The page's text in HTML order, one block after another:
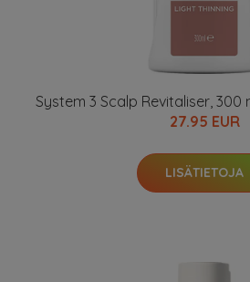
System 3 Scalp Revitaliser, 300
27.95 EUR
LISÄTIETOJA